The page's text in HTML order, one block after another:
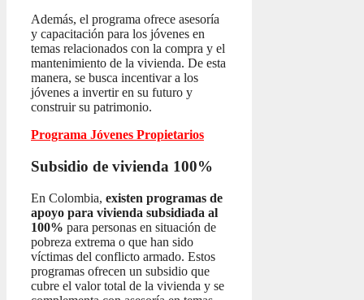
Además, el programa ofrece asesoría
y capacitación para los jóvenes en
temas relacionados con la compra y el
mantenimiento de la vivienda. De esta
manera, se busca incentivar a los
jóvenes a invertir en su futuro y
construir su patrimonio.
Programa Jóvenes Propietarios
Subsidio de vivienda 100%
En Colombia, existen programas de
apoyo para vivienda subsidiada al
100% para personas en situación de
pobreza extrema o que han sido
víctimas del conflicto armado. Estos
programas ofrecen un subsidio que
cubre el valor total de la vivienda y se